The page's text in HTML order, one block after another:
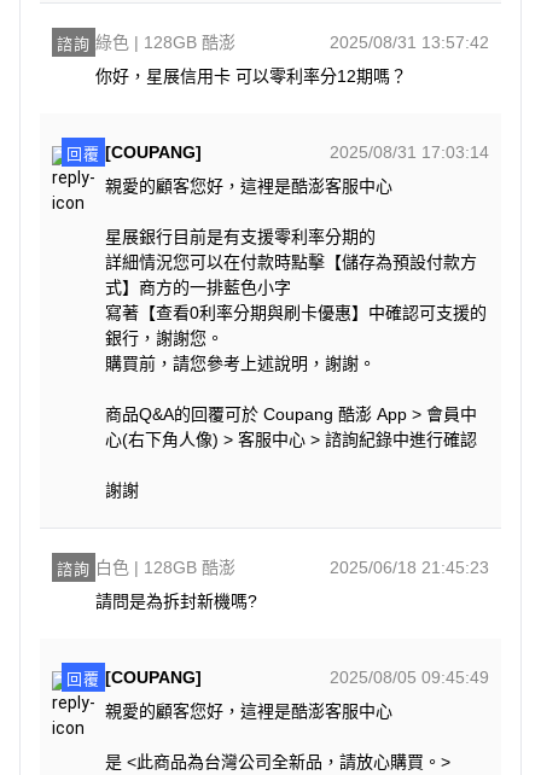
諮詢 綠色 | 128GB 酷澎
2025/08/31 13:57:42
你好，星展信用卡 可以零利率分12期嗎？
回覆 [COUPANG]
2025/08/31 17:03:14
親愛的顧客您好，這裡是酷澎客服中心
星展銀行目前是有支援零利率分期的
詳細情況您可以在付款時點擊【儲存為預設付款方
式】商方的一排藍色小字
寫著【查看0利率分期與刷卡優惠】中確認可支援的
銀行，謝謝您。
購買前，請您參考上述說明，謝謝。
商品Q&A的回覆可於 Coupang 酷澎 App > 會員中
心(右下角人像) > 客服中心 > 諮詢紀錄中進行確認
謝謝
諮詢 白色 | 128GB 酷澎
2025/06/18 21:45:23
請問是為拆封新機嗎?
回覆 [COUPANG]
2025/08/05 09:45:49
親愛的顧客您好，這裡是酷澎客服中心
是 <此商品為台灣公司全新品，請放心購買。>